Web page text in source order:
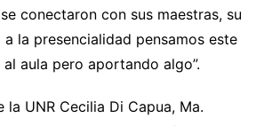
conectaron con sus maestras, su
la presencialidad pensamos este
aula pero aportando algo”.
UNR Cecilia Di Capua, Ma.